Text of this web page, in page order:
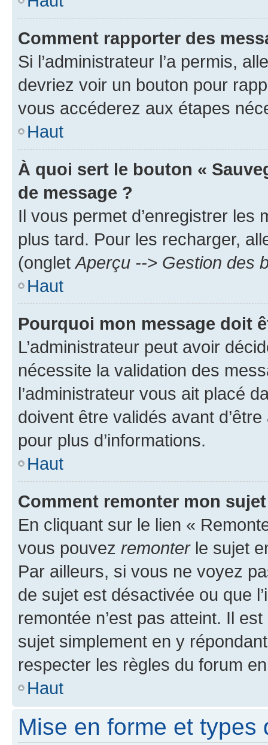
Comment rapporter des
Si l’administrateur l’a permis,
devriez voir un bouton pour
vous accéderez aux étapes
Haut
À quoi sert le bouton «
de message ?
Il vous permet d’enregistrer
plus tard. Pour les recharger,
(ongletAperçu --> Gestion des
Haut
Pourquoi mon message doit
L’administrateur peut avoir
nécessite la validation des
l’administrateur vous ait placé
doivent être validés avant
pour plus d’informations.
Haut
Comment remonter mon
En cliquant sur le lien «
vous pouvez remonterle sujet
Par ailleurs, si vous ne voyez
de sujet est désactivée ou que
remontée n’est pas atteint. Il
sujet simplement en y
respecter les règles du forum
Haut
Mise en forme et types